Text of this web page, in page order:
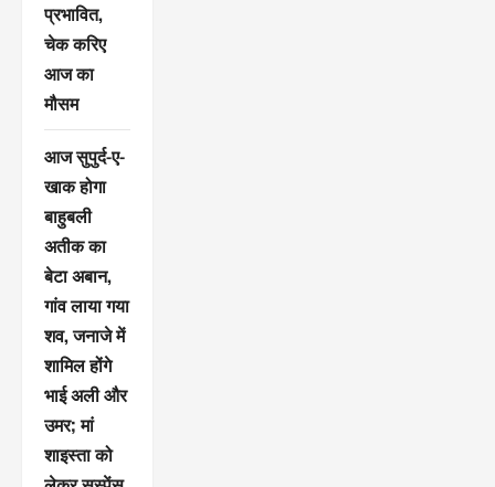
प्रभावित,
चेक करिए
आज का
मौसम
आज सुपुर्द-ए-
खाक होगा
बाहुबली
अतीक का
बेटा अबान,
गांव लाया गया
शव, जनाजे में
शामिल होंगे
भाई अली और
उमर; मां
शाइस्ता को